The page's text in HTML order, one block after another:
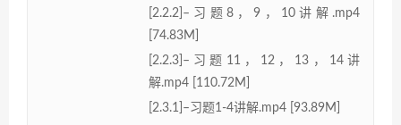
[2.2.2]–习题8，9，10讲解.mp4
[74.83M]
[2.2.3]–习题11，12，13，14讲
解.mp4 [110.72M]
[2.3.1]–习题1-4讲解.mp4 [93.89M]